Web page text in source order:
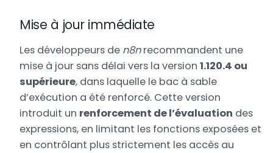
Mise à jour immédiate
Les développeurs de n8nrecommandent une
mise à jour sans délai vers la version1.120.4 ou
supérieure, dans laquelle le bac à sable
d’exécution a été renforcé. Cette version
introduit un renforcement de l’évaluation des
expressions, en limitant les fonctions exposées et
en contrôlant plus strictement les accès au